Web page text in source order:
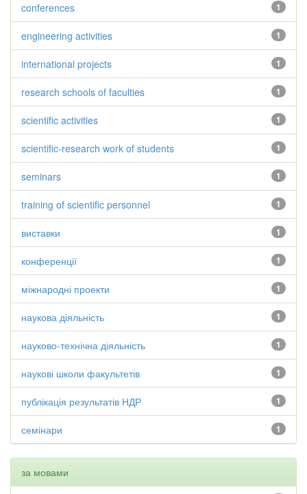
1
conferences
1
engineering activities
1
international projects
1
research schools of faculties
1
scientific activities
1
scientific-research work of students
1
seminars
1
training of scientific personnel
1
виставки
1
конференції
1
міжнародні проекти
1
наукова діяльність
1
науково-технічна діяльність
1
наукові школи факультетів
1
публікація результатів НДР
1
семінари
за мовами